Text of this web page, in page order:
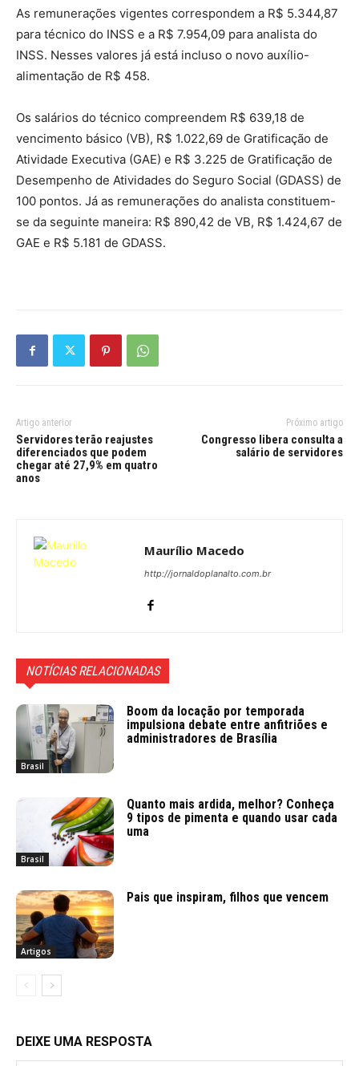
As remunerações vigentes correspondem a R$ 5.344,87
para técnico do INSS e a R$ 7.954,09 para analista do
INSS. Nesses valores já está incluso o novo auxílio-
alimentação de R$ 458.
Os salários do técnico compreendem R$ 639,18 de
vencimento básico (VB), R$ 1.022,69 de Gratificação de
Atividade Executiva (GAE) e R$ 3.225 de Gratificação de
Desempenho de Atividades do Seguro Social (GDASS) de
100 pontos. Já as remunerações do analista constituem-
se da seguinte maneira: R$ 890,42 de VB, R$ 1.424,67 de
GAE e R$ 5.181 de GDASS.
Artigo anterior
Servidores terão reajustes
diferenciados que podem
chegar até 27,9% em quatro
anos
Próximo artigo
Congresso libera consulta a
salário de servidores
Maurílio Macedo
http://jornaldoplanalto.com.br
NOTÍCIAS RELACIONADAS
Brasil
Boom da locação por temporada
impulsiona debate entre anfitriões e
administradores de Brasília
Brasil
Quanto mais ardida, melhor? Conheça
9 tipos de pimenta e quando usar cada
uma
Artigos
Pais que inspiram, filhos que vencem
DEIXE UMA RESPOSTA